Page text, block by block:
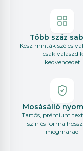
Több száz
Kész minták széles
— csak válaszd
kedvencedet
Mosásálló
Tartós, prémium
— szín és forma
megmarad